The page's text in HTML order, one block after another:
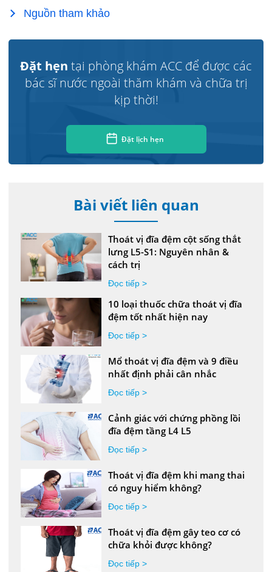
Nguồn tham khảo
Đặt hẹn tại phòng khám ACC để được các
bác sĩ nước ngoài thăm khám và chữa trị
kịp thời!
Đặt lịch hẹn
Bài viết liên quan
Thoát vị đĩa đệm cột sống thắt
lưng L5-S1: Nguyên nhân &
cách trị
Đọc tiếp >
10 loại thuốc chữa thoát vị đĩa
đệm tốt nhất hiện nay
Đọc tiếp >
Mổ thoát vị đĩa đệm và 9 điều
nhất định phải cân nhắc
Đọc tiếp >
Cảnh giác với chứng phồng lồi
đĩa đệm tầng L4 L5
Đọc tiếp >
Thoát vị đĩa đệm khi mang thai
có nguy hiểm không?
Đọc tiếp >
Thoát vị đĩa đệm gây teo cơ có
chữa khỏi được không?
Đọc tiếp >